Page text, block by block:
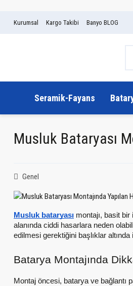
Kurumsal Kargo Takibi Banyo BLOG
Seramik-Fayans
Musluk Bataryası
Genel
Musluk bataryası montajı, basit
alanında ciddi hasarlara neden
edilmesi gerektiğini başlıklar
Batarya Montajında
Montaj öncesi, batarya ve bağlantı